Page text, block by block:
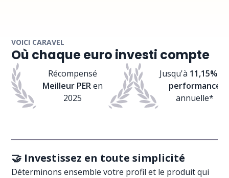
VOICI CARAVEL
Où chaque euro investi compte
Récompensé
Meilleur PERen
2025
Jusqu'à 11,15%
performance
annuelle*
🤝 Investissez en toute simplicité
Déterminons ensemble votre profil et le produit qui